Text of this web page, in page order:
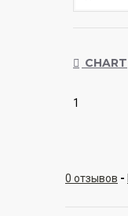
CHART
1
0 отзывов -